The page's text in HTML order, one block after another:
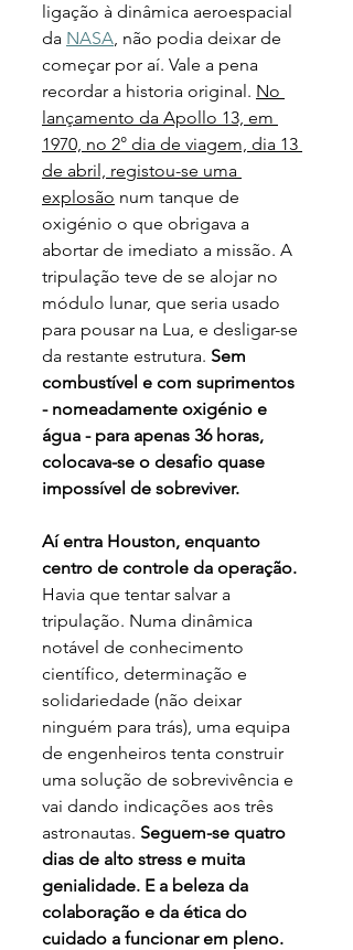
ligação à dinâmica aeroespacial
da NASA, não podia deixar de
começar por aí. Vale a pena
recordar a historia original. No
lançamento da Apollo 13, em
1970, no 2° dia de viagem, dia 13
de abril, registou-se uma
explosão num tanque de
oxigénio o que obrigava a
abortar de imediato a missão. A
tripulação teve de se alojar no
módulo lunar, que seria usado
para pousar na Lua, e desligar-se
da restante estrutura. Sem
combustível e com suprimentos
- nomeadamente oxigénio e
água - para apenas 36 horas,
colocava-se o desafio quase
impossível de sobreviver.
Aí entra Houston, enquanto
centro de controle da operação.
Havia que tentar salvar a
tripulação. Numa dinâmica
notável de conhecimento
científico, determinação e
solidariedade (não deixar
ninguém para trás), uma equipa
de engenheiros tenta construir
uma solução de sobrevivência e
vai dando indicações aos três
astronautas. Seguem-se quatro
dias de alto stress e muita
genialidade. E a beleza da
colaboração e da ética do
cuidado a funcionar em pleno.